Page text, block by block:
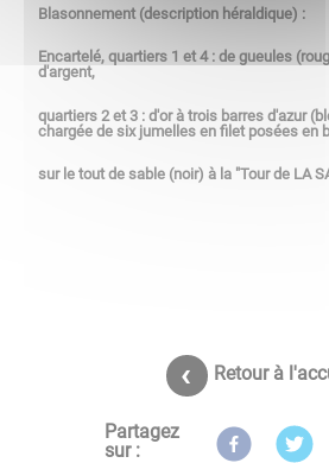
Blasonnement (description héraldique) :
Encartelé, quartiers 1 et 4 : de gueules
d'argent,
quartiers 2 et 3 : d'or à trois barres d'azur
chargée de six jumelles en filet posées en
sur le tout de sable (noir) à la "Tour de LA
Retour à
Partagez
sur :